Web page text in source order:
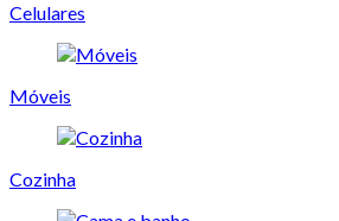
Celulares
Móveis
Cozinha